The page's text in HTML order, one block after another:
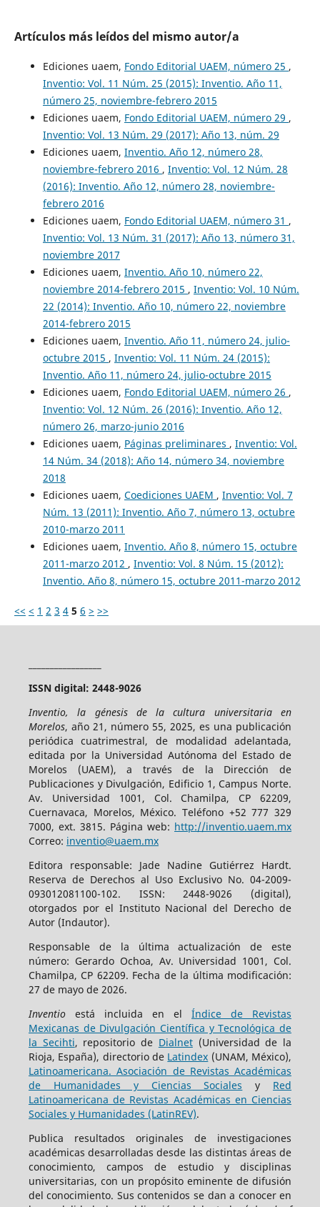
Artículos más leídos del mismo autor/a
Ediciones uaem, Fondo Editorial UAEM, número 25 ,
Inventio: Vol. 11 Núm. 25 (2015): Inventio. Año 11,
número 25, noviembre-febrero 2015
Ediciones uaem, Fondo Editorial UAEM, número 29 ,
Inventio: Vol. 13 Núm. 29 (2017): Año 13, núm. 29
Ediciones uaem, Inventio. Año 12, número 28,
noviembre-febrero 2016 , Inventio: Vol. 12 Núm. 28
(2016): Inventio. Año 12, número 28, noviembre-
febrero 2016
Ediciones uaem, Fondo Editorial UAEM, número 31 ,
Inventio: Vol. 13 Núm. 31 (2017): Año 13, número 31,
noviembre 2017
Ediciones uaem, Inventio. Año 10, número 22,
noviembre 2014-febrero 2015 , Inventio: Vol. 10 Núm.
22 (2014): Inventio. Año 10, número 22, noviembre
2014-febrero 2015
Ediciones uaem, Inventio. Año 11, número 24, julio-
octubre 2015 , Inventio: Vol. 11 Núm. 24 (2015):
Inventio. Año 11, número 24, julio-octubre 2015
Ediciones uaem, Fondo Editorial UAEM, número 26 ,
Inventio: Vol. 12 Núm. 26 (2016): Inventio. Año 12,
número 26, marzo-junio 2016
Ediciones uaem, Páginas preliminares , Inventio: Vol.
14 Núm. 34 (2018): Año 14, número 34, noviembre
2018
Ediciones uaem, Coediciones UAEM , Inventio: Vol. 7
Núm. 13 (2011): Inventio. Año 7, número 13, octubre
2010-marzo 2011
Ediciones uaem, Inventio. Año 8, número 15, octubre
2011-marzo 2012 , Inventio: Vol. 8 Núm. 15 (2012):
Inventio. Año 8, número 15, octubre 2011-marzo 2012
<< < 1 2 3 4 5 6 > >>
ISSN digital: 2448-9026
Inventio, la génesis de la cultura universitaria en
Morelos, año 21, número 55, 2025, es una publicación
periódica cuatrimestral, de modalidad adelantada,
editada por la Universidad Autónoma del Estado de
Morelos (UAEM), a través de la Dirección de
Publicaciones y Divulgación, Edificio 1, Campus Norte.
Av. Universidad 1001, Col. Chamilpa, CP 62209,
Cuernavaca, Morelos, México. Teléfono +52 777 329
7000, ext. 3815. Página web: http://inventio.uaem.mx
Correo: inventio@uaem.mx
Editora responsable: Jade Nadine Gutiérrez Hardt.
Reserva de Derechos al Uso Exclusivo No. 04-2009-
093012081100-102. ISSN: 2448-9026 (digital),
otorgados por el Instituto Nacional del Derecho de
Autor (Indautor).
Responsable de la última actualización de este
número: Gerardo Ochoa, Av. Universidad 1001, Col.
Chamilpa, CP 62209. Fecha de la última modificación:
27 de mayo de 2026.
Inventioestá incluida en elÍndice de Revistas
Mexicanas de Divulgación Científica y Tecnológica de
la Secihti, repositorio de Dialnet(Universidad de la
Rioja, España), directorio de Latindex (UNAM, México),
Latinoamericana. Asociación de Revistas Académicas
de Humanidades y Ciencias Sociales y Red
Latinoamericana de Revistas Académicas en Ciencias
Sociales y Humanidades (LatinREV).
Publica resultados originales de investigaciones
académicas desarrolladas desde las distintas áreas de
conocimiento, campos de estudio y disciplinas
universitarias, con un propósito eminente de difusión
del conocimiento. Sus contenidos se dan a conocer en